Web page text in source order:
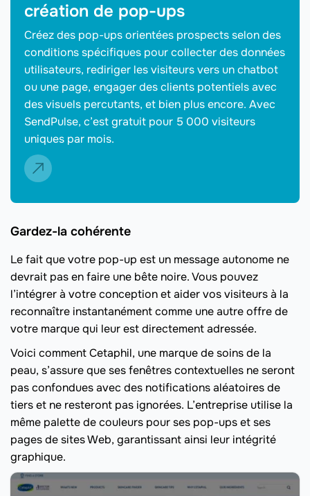
création de pop-ups
Créez des pop-ups orientées prospects selon des
conditions spécifiques pour collecter des données
utilisateurs, rediriger les visiteurs vers un chatbot
ou une page, engager des clients potentiels avec
des visuels percutants, et bien plus encore. Avec
SendPulse, c’est gratuit pour 5 000 visiteurs
uniques par mois.
Gardez-la cohérente
Le fait que votre pop-up est un message autonome ne
devrait pas en faire une bête noire. Vous pouvez
l’intégrer à votre conception et aider vos visiteurs à la
reconnaître instantanément comme une autre offre de
votre marque qui leur est directement adressée.
Voici comment Cetaphil, une marque de soins de la
peau, s’assure que ses fenêtres contextuelles ne seront
pas confondues avec des notifications aléatoires de
tiers et ne resteront pas ignorées. L’entreprise utilise la
même palette de couleurs pour ses pop-ups et ses
pages de sites Web, garantissant ainsi leur intégrité
graphique.